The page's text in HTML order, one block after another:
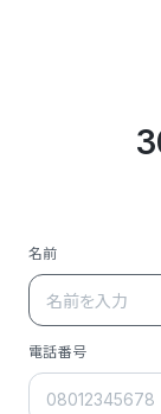
名前
電話番号